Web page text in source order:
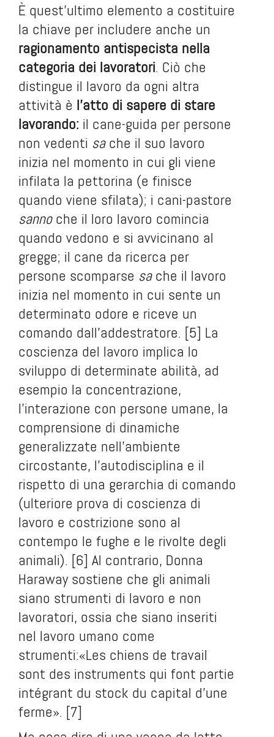
È quest’ultimo elemento a costituire
la chiave per includere anche un
ragionamento antispecista nella
categoria dei lavoratori. Ciò che
distingue il lavoro da ogni altra
attività è l’atto di sapere di stare
lavorando: il cane-guida per persone
non vedenti sache il suo lavoro
inizia nel momento in cui gli viene
infilata la pettorina (e finisce
quando viene sfilata); i cani-pastore
sannoche il loro lavoro comincia
quando vedono e si avvicinano al
gregge; il cane da ricerca per
persone scomparse sache il lavoro
inizia nel momento in cui sente un
determinato odore e riceve un
comando dall’addestratore. [5] La
coscienza del lavoro implica lo
sviluppo di determinate abilità, ad
esempio la concentrazione,
l’interazione con persone umane, la
comprensione di dinamiche
generalizzate nell’ambiente
circostante, l’autodisciplina e il
rispetto di una gerarchia di comando
(ulteriore prova di coscienza di
lavoro e costrizione sono al
contempo le fughe e le rivolte degli
animali). [6] Al contrario, Donna
Haraway sostiene che gli animali
siano strumenti di lavoro e non
lavoratori, ossia che siano inseriti
nel lavoro umano come
strumenti:«Les chiens de travail
sont des instruments qui font partie
intégrant du stock du capital d’une
ferme». [7]